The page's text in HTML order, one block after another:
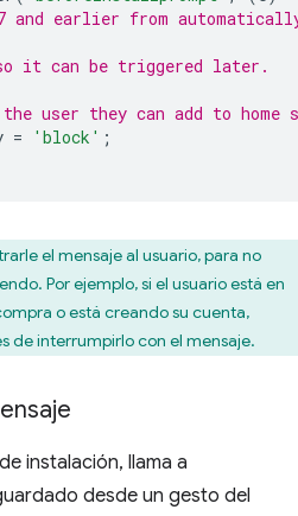
and earlier from
it can be triggered later.
user they can add to home
= 'block' ;
el mensaje al usuario, para no
Por ejemplo, si el usuario está en
o está creando su cuenta,
de interrumpirlo con el mensaje.
instalación, llama a
desde un gesto del